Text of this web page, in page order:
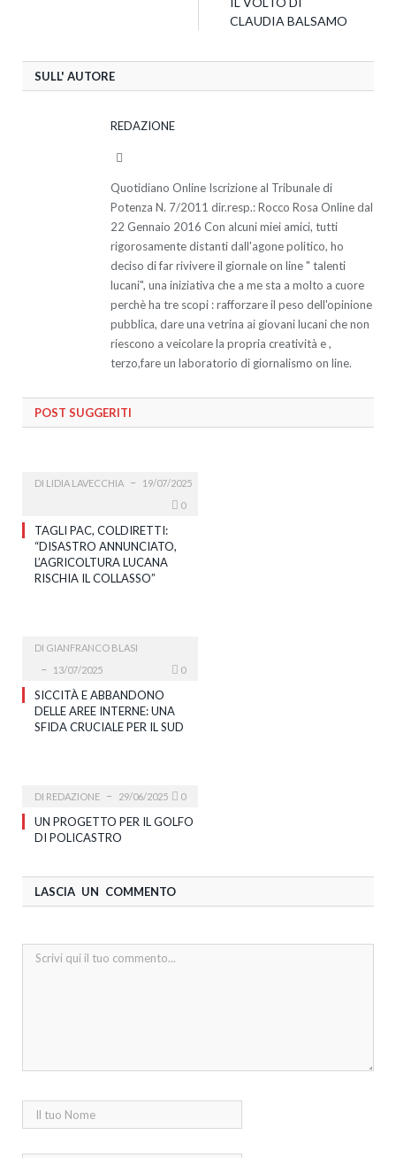
CLAUDIA BALSAMO
SULL' AUTORE
REDAZIONE
Quotidiano Online Iscrizione al Tribunale di
Potenza N. 7/2011 dir.resp.: Rocco Rosa Online dal
22 Gennaio 2016 Con alcuni miei amici, tutti
rigorosamente distanti dall'agone politico, ho
deciso di far rivivere il giornale on line " talenti
lucani", una iniziativa che a me sta a molto a cuore
perchè ha tre scopi : rafforzare il peso dell'opinione
pubblica, dare una vetrina ai giovani lucani che non
riescono a veicolare la propria creatività e ,
terzo,fare un laboratorio di giornalismo on line.
POST SUGGERITI
DI LIDIA LAVECCHIA
19/07/2025
0
TAGLI PAC, COLDIRETTI:
“DISASTRO ANNUNCIATO,
L’AGRICOLTURA LUCANA
RISCHIA IL COLLASSO”
DI GIANFRANCO BLASI
13/07/2025
0
SICCITÀ E ABBANDONO
DELLE AREE INTERNE: UNA
SFIDA CRUCIALE PER IL SUD
DI REDAZIONE 29/06/2025 0
UN PROGETTO PER IL GOLFO
DI POLICASTRO
LASCIA UN COMMENTO